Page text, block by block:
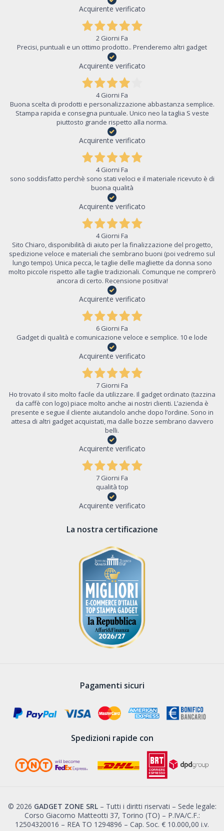
Acquirente verificato
2 Giorni Fa
Precisi, puntuali e un ottimo prodotto.. Prenderemo altri gadget
Acquirente verificato
4 Giorni Fa
Buona scelta di prodotti e personalizzazione abbastanza semplice.
Stampa rapida e consegna puntuale. Unico neo la taglia S veste
piuttosto grande rispetto alla norma.
Acquirente verificato
4 Giorni Fa
sono soddisfatto perchè sono stati veloci e il materiale ricevuto è di
buona qualità
Acquirente verificato
4 Giorni Fa
Sito Chiaro, disponibilità di aiuto per la finalizzazione del progetto,
spedizione veloce e materiali che sembrano buoni (poi vedremo sul
lungo tempo). Unica pecca, le taglie delle magliette da donna sono
molto piccole rispetto alle taglie tradizionali. Comunque ne comprerò
ancora di certo. Recensione positiva!
Acquirente verificato
6 Giorni Fa
Gadget di qualità e comunicazione veloce e semplice. 10 e lode
Acquirente verificato
7 Giorni Fa
Ho trovato il sito molto facile da utilizzare. Il gadget ordinato (tazzina
da caffè con logo) piace molto anche ai nostri clienti. L’azienda è
presente e segue il cliente aiutandolo anche dopo l’ordine. Sono in
attesa di altri gadget acquistati, ma dalle bozze sembrano davvero
belli.
Acquirente verificato
7 Giorni Fa
qualità top
Acquirente verificato
La nostra certificazione
Pagamenti sicuri
Spedizioni rapide con
© 2026 GADGET ZONE SRL– Tutti i diritti riservati – Sede legale:
Corso Giacomo Matteotti 37, Torino (TO) – P.IVA/C.F.:
12504320016 – REA TO 1294896 – Cap. Soc. € 10.000,00 i.v.